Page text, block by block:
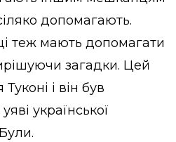
допомагають.
теж мають допомагати
загадки. Цей
і він був
української